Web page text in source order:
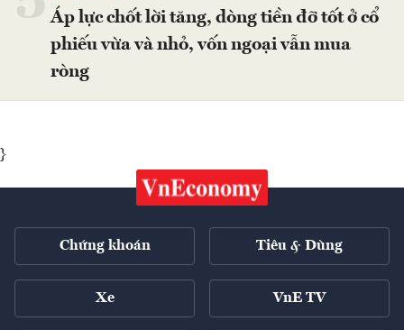
Áp lực chốt lời tăng, dòng tiền đỡ tốt ở cổ
phiếu vừa và nhỏ, vốn ngoại vẫn mua
ròng
}
Chứng khoán Tiêu & Dùng
Xe VnE TV